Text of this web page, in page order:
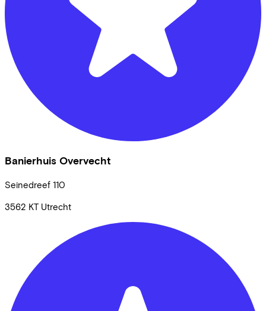
Banierhuis Overvecht
Seinedreef 110
3562 KT Utrecht